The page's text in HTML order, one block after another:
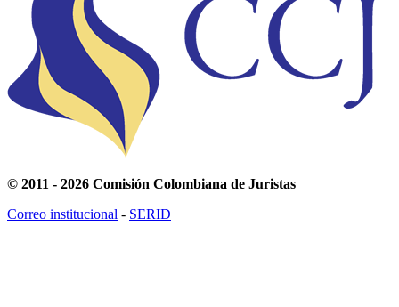
© 2011 - 2026 Comisión Colombiana de Juristas
Correo institucional - SERID